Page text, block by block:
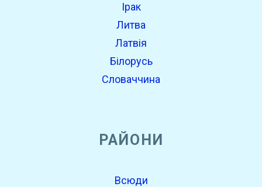
Ірак
Литва
Латвія
Білорусь
Словаччина
РАЙОНИ
Всюди